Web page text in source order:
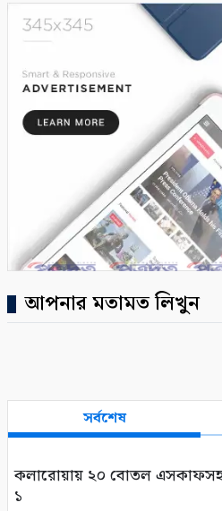
আপনার মতামত লিখুন
সর্বশেষ
কলারোয়ায় ২০ বোতল এসকাফসহ
১